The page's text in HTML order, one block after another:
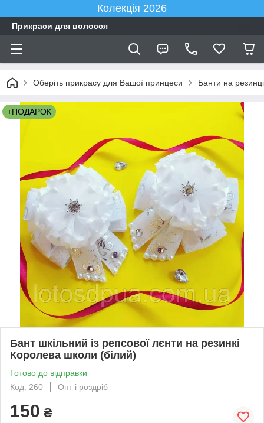
Колекція 2026
Прикраси для волосся
Оберіть прикрасу для Вашої принцеси Банти на резинці
+ПОДАРОК
Бант шкільний із репсової лєнти на резинкі
Королева школи (білий)
Готово до відправки
Код: 260
Опт і роздріб
150 ₴